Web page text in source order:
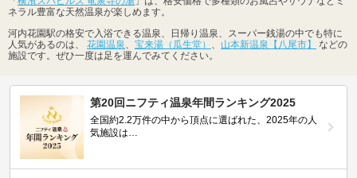
ネラル豊富な天然温泉が楽しめます。
河内花園駅の格安で入浴できる温泉、日帰り温泉、スーパー銭湯の中でも特に
人気があるのは、 花園温泉、 宝来湯（瓜生堂） 、 山本新温泉【八尾市】
などの
施設です。ぜひ一度は足を運んでみてください。
第20回ニフティ温泉年間ランキング2025
全国約2.2万件の中から頂点に選ばれた、2025年の人
気施設は…